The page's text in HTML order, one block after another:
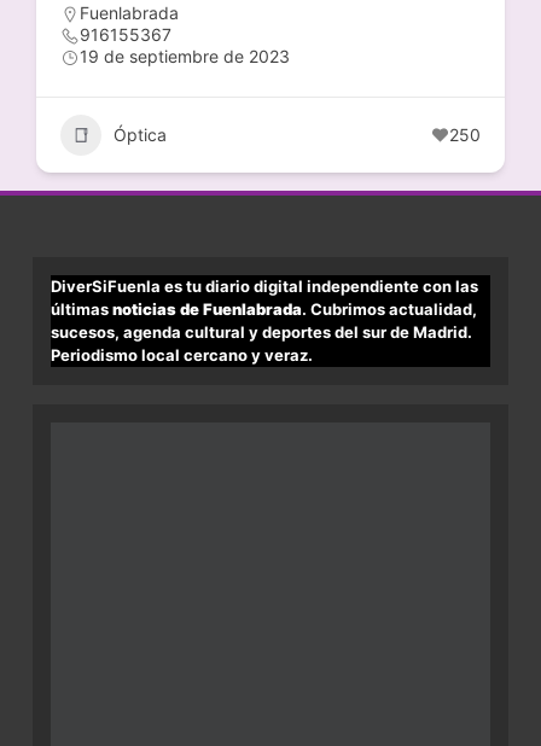
Fuenlabrada
916155367
19 de septiembre de 2023
Óptica 250
DiverSiFuenla es tu diario digital independiente con las
últimasnoticias de Fuenlabrada. Cubrimos actualidad,
sucesos, agenda cultural y deportes del sur de Madrid.
Periodismo local cercano y veraz.